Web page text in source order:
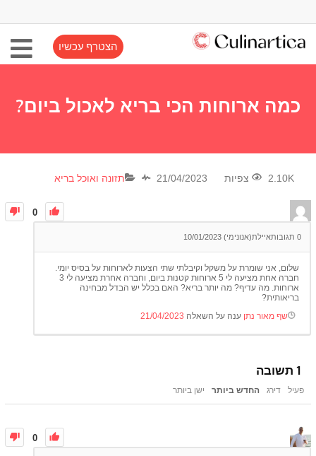
הצטרף עכשיו
כמה ארוחות הכי בריא לאכול ביום?
2.10K צפיות 21/04/2023 תזונה ואוכל בריא
0
איילת(אנונימי) 10/01/2023 0 תגובות
שלום, אני שומרת על משקל וקיבלתי שתי הצעות לארוחות על בסיס יומי.
חברה אחת מציעה לי 5 ארוחות קטנות ביום, וחברה אחרת מציעה לי 3
ארוחות. מה עדיף? מה יותר בריא? האם בכלל יש הבדל מבחינה
בריאותית?
שף מאור נתן ענה על השאלה 21/04/2023
1 תשובה
פעיל דירג החדש ביותר ישן ביותר
0